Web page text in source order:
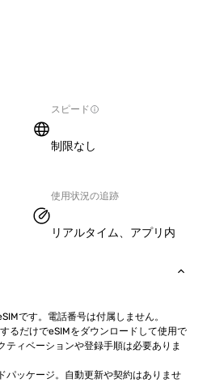
スピード
制限なし
使用状況の追跡
リアルタイム、アプリ内
です。電話番号は付属しません。
るだけでeSIMをダウンロードして使用で
ティベーションや登録手順は必要ありま
パッケージ。自動更新や契約はありませ